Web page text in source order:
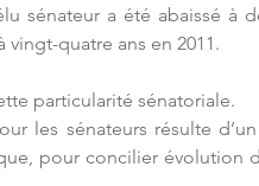
sénateur a été abaissé à
vingt-quatre ans en 2011.
particularité sénatoriale.
les sénateurs résulte
pour concilier évolution